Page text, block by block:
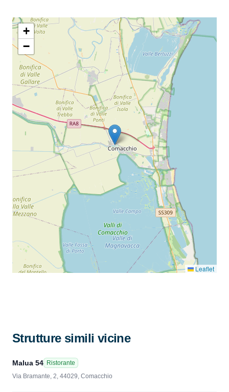
+
−
Leaflet
Strutture simili vicine
Malua 54 Ristorante
Via Bramante, 2, 44029, Comacchio